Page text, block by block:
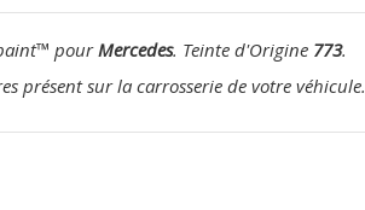
™ pourMercedes. Teinte d'Origine 773.
présent sur la carrosserie de votre véhicule.